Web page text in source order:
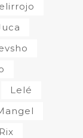
Lelé
Rix